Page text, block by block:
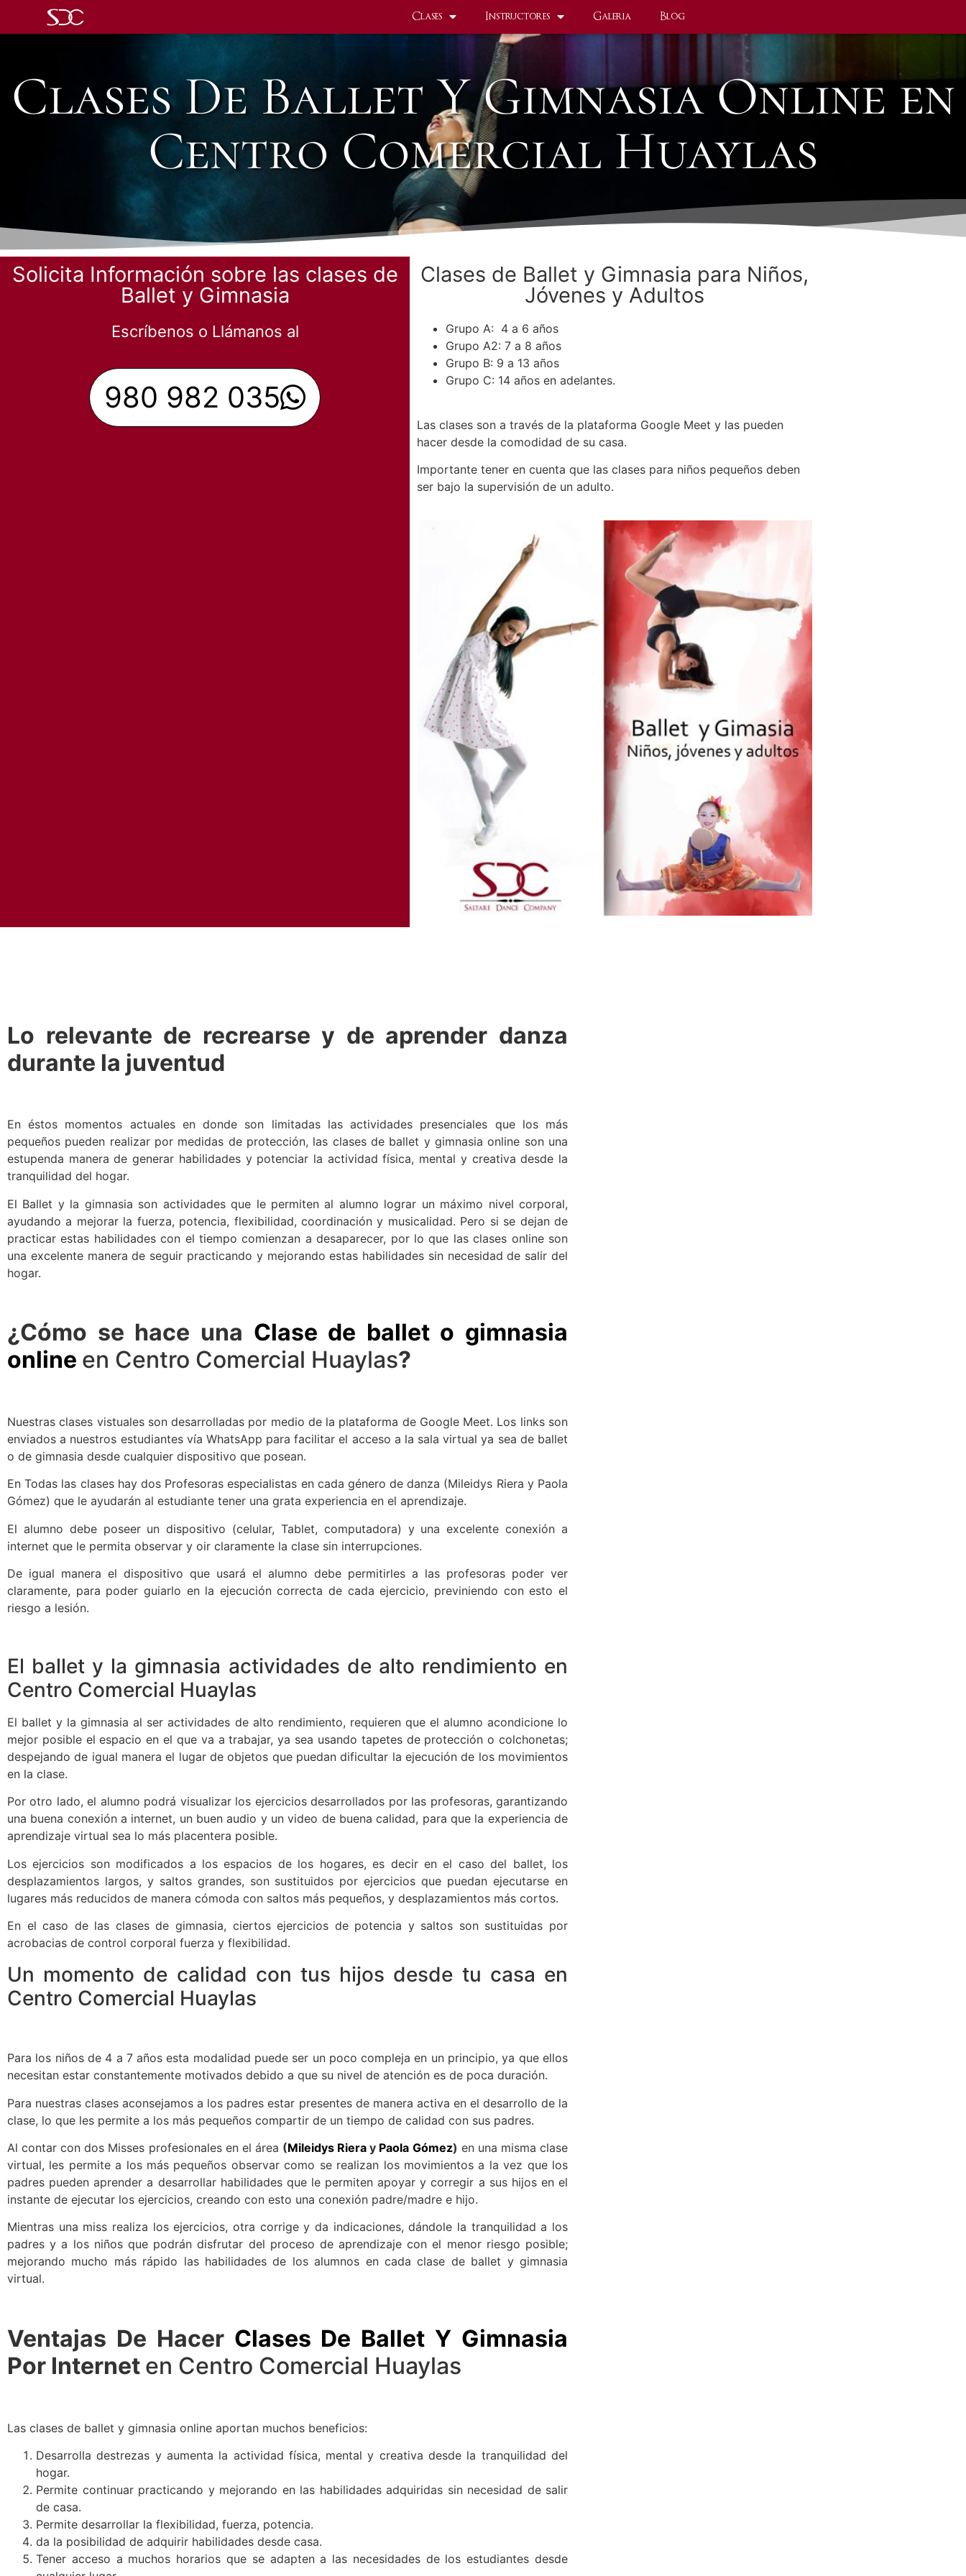
Clases Instructores Galeria Blog
Clases De Ballet Y Gimnasia Online en
Centro Comercial Huaylas
Solicita Información sobre las clases de
Ballet y Gimnasia
Escríbenos o Llámanos al
980 982 035
Clases de Ballet y Gimnasia para Niños,
Jóvenes y Adultos
Grupo A: 4 a 6 años
Grupo A2: 7 a 8 años
Grupo B: 9 a 13 años
Grupo C: 14 años en adelantes.
Las clases son a través de la plataforma Google Meet y las pueden
hacer desde la comodidad de su casa.
Importante tener en cuenta que las clases para niños pequeños deben
ser bajo la supervisión de un adulto.
Lo relevante de recrearse y de aprender danza
durante la juventud
En éstos momentos actuales en donde son limitadas las actividades presenciales que los más
pequeños pueden realizar por medidas de protección, las clases de ballet y gimnasia online son una
estupenda manera de generar habilidades y potenciar la actividad física, mental y creativa desde la
tranquilidad del hogar.
El Ballet y la gimnasia son actividades que le permiten al alumno lograr un máximo nivel corporal,
ayudando a mejorar la fuerza, potencia, flexibilidad, coordinación y musicalidad. Pero si se dejan de
practicar estas habilidades con el tiempo comienzan a desaparecer, por lo que las clases online son
una excelente manera de seguir practicando y mejorando estas habilidades sin necesidad de salir del
hogar.
¿Cómo se hace una Clase de ballet o gimnasia
online en Centro Comercial Huaylas?
Nuestras clases vistuales son desarrolladas por medio de la plataforma de Google Meet. Los links son
enviados a nuestros estudiantes vía WhatsApp para facilitar el acceso a la sala virtual ya sea de ballet
o de gimnasia desde cualquier dispositivo que posean.
En Todas las clases hay dos Profesoras especialistas en cada género de danza (Mileidys Riera y Paola
Gómez) que le ayudarán al estudiante tener una grata experiencia en el aprendizaje.
El alumno debe poseer un dispositivo (celular, Tablet, computadora) y una excelente conexión a
internet que le permita observar y oir claramente la clase sin interrupciones.
De igual manera el dispositivo que usará el alumno debe permitirles a las profesoras poder ver
claramente, para poder guiarlo en la ejecución correcta de cada ejercicio, previniendo con esto el
riesgo a lesión.
El ballet y la gimnasia actividades de alto rendimiento en
Centro Comercial Huaylas
El ballet y la gimnasia al ser actividades de alto rendimiento, requieren que el alumno acondicione lo
mejor posible el espacio en el que va a trabajar, ya sea usando tapetes de protección o colchonetas;
despejando de igual manera el lugar de objetos que puedan dificultar la ejecución de los movimientos
en la clase.
Por otro lado, el alumno podrá visualizar los ejercicios desarrollados por las profesoras, garantizando
una buena conexión a internet, un buen audio y un video de buena calidad, para que la experiencia de
aprendizaje virtual sea lo más placentera posible.
Los ejercicios son modificados a los espacios de los hogares, es decir en el caso del ballet, los
desplazamientos largos, y saltos grandes, son sustituidos por ejercicios que puedan ejecutarse en
lugares más reducidos de manera cómoda con saltos más pequeños, y desplazamientos más cortos.
En el caso de las clases de gimnasia, ciertos ejercicios de potencia y saltos son sustituidas por
acrobacias de control corporal fuerza y flexibilidad.
Un momento de calidad con tus hijos desde tu casa en
Centro Comercial Huaylas
Para los niños de 4 a 7 años esta modalidad puede ser un poco compleja en un principio, ya que ellos
necesitan estar constantemente motivados debido a que su nivel de atención es de poca duración.
Para nuestras clases aconsejamos a los padres estar presentes de manera activa en el desarrollo de la
clase, lo que les permite a los más pequeños compartir de un tiempo de calidad con sus padres.
Al contar con dos Misses profesionales en el área (Mileidys Riera y Paola Gómez) en una misma clase
virtual, les permite a los más pequeños observar como se realizan los movimientos a la vez que los
padres pueden aprender a desarrollar habilidades que le permiten apoyar y corregir a sus hijos en el
instante de ejecutar los ejercicios, creando con esto una conexión padre/madre e hijo.
Mientras una miss realiza los ejercicios, otra corrige y da indicaciones, dándole la tranquilidad a los
padres y a los niños que podrán disfrutar del proceso de aprendizaje con el menor riesgo posible;
mejorando mucho más rápido las habilidades de los alumnos en cada clase de ballet y gimnasia
virtual.
Ventajas De Hacer Clases De Ballet Y Gimnasia
Por Internet en Centro Comercial Huaylas
Las clases de ballet y gimnasia online aportan muchos beneficios:
Desarrolla destrezas y aumenta la actividad física, mental y creativa desde la tranquilidad del
hogar.
Permite continuar practicando y mejorando en las habilidades adquiridas sin necesidad de salir
de casa.
Permite desarrollar la flexibilidad, fuerza, potencia.
da la posibilidad de adquirir habilidades desde casa.
Tener acceso a muchos horarios que se adapten a las necesidades de los estudiantes desde